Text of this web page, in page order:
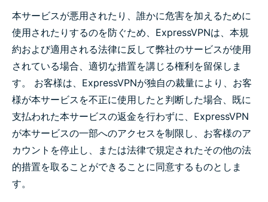
本サービスが悪用されたり、誰かに危害を加えるために
使用されたりするのを防ぐため、ExpressVPNは、本規
約および適用される法律に反して弊社のサービスが使用
されている場合、適切な措置を講じる権利を留保しま
す。 お客様は、ExpressVPNが独自の裁量により、お客
様が本サービスを不正に使用したと判断した場合、既に
支払われた本サービスの返金を行わずに、ExpressVPN
が本サービスの一部へのアクセスを制限し、お客様のア
カウントを停止し、または法律で規定されたその他の法
的措置を取ることができることに同意するものとしま
す。